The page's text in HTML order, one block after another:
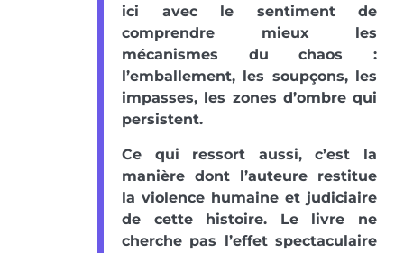
ici avec le sentiment de
comprendre mieux les
mécanismes du chaos :
l’emballement, les soupçons, les
impasses, les zones d’ombre qui
persistent.
Ce qui ressort aussi, c’est la
manière dont l’auteure restitue
la violence humaine et judiciaire
de cette histoire. Le livre ne
cherche pas l’effet spectaculaire